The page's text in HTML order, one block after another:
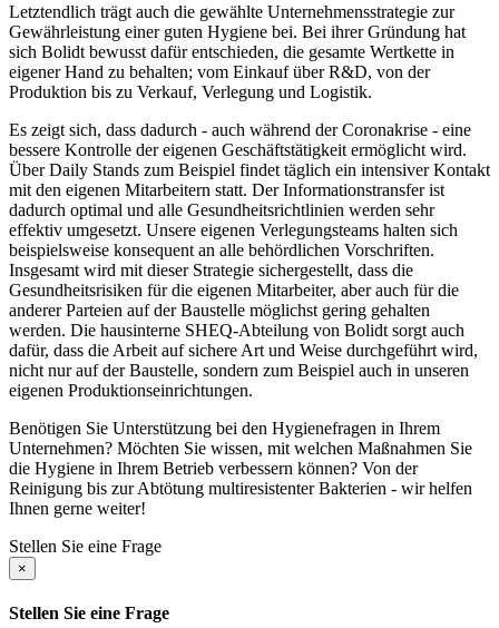
Letztendlich trägt auch die gewählte Unternehmensstrategie zur
Gewährleistung einer guten Hygiene bei. Bei ihrer Gründung hat
sich Bolidt bewusst dafür entschieden, die gesamte Wertkette in
eigener Hand zu behalten; vom Einkauf über R&D, von der
Produktion bis zu Verkauf, Verlegung und Logistik.
Es zeigt sich, dass dadurch - auch während der Coronakrise - eine
bessere Kontrolle der eigenen Geschäftstätigkeit ermöglicht wird.
Über Daily Stands zum Beispiel findet täglich ein intensiver Kontakt
mit den eigenen Mitarbeitern statt. Der Informationstransfer ist
dadurch optimal und alle Gesundheitsrichtlinien werden sehr
effektiv umgesetzt. Unsere eigenen Verlegungsteams halten sich
beispielsweise konsequent an alle behördlichen Vorschriften.
Insgesamt wird mit dieser Strategie sichergestellt, dass die
Gesundheitsrisiken für die eigenen Mitarbeiter, aber auch für die
anderer Parteien auf der Baustelle möglichst gering gehalten
werden. Die hausinterne SHEQ-Abteilung von Bolidt sorgt auch
dafür, dass die Arbeit auf sichere Art und Weise durchgeführt wird,
nicht nur auf der Baustelle, sondern zum Beispiel auch in unseren
eigenen Produktionseinrichtungen.
Benötigen Sie Unterstützung bei den Hygienefragen in Ihrem
Unternehmen? Möchten Sie wissen, mit welchen Maßnahmen Sie
die Hygiene in Ihrem Betrieb verbessern können? Von der
Reinigung bis zur Abtötung multiresistenter Bakterien - wir helfen
Ihnen gerne weiter!
Stellen Sie eine Frage
×
Stellen Sie eine Frage